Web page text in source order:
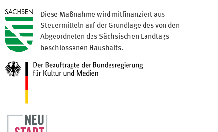
Diese Maßnahme wird mitfinanziert aus
Steuermitteln auf der Grundlage des von den
Abgeordneten des Sächsischen Landtags
beschlossenen Haushalts.